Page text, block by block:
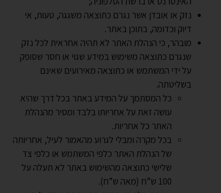
נזק או אובדן אשר נגרם כתוצאה משגגה, טעות, אי
דיוק וכדומה, בתוכן באתר.
מובהר, כי הנהלת האתר לא תהיה אחראית לכל נזק
שנגרם כתוצאה משימוש במידע שגוי או חסר שסופק
על ידי המשתמש או כתוצאה מאירועים שאינם
בשליטתה.
כל המסתמך על המידע באתר בכל דרך שהיא
עושה זאת על אחריותו בלבד ומסיר מהנהלת
האתר כל אחריות.
בכל מקרה ומבלי לגרוע מהאמור לעיל, אחריותה
של הנהלת האתר כלפי המשתמש או כלפי צד
שלישי כתוצאה מהשימוש באתר לא תעלה על
100 ש”ח (מאה ש”ח).